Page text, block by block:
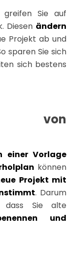
greifen Sie auf
Diesen ändern
Projekt ab und
sparen Sie sich
sich bestens
von
einer Vorlage
können
Projekt mit
. Darum
Sie alte
und